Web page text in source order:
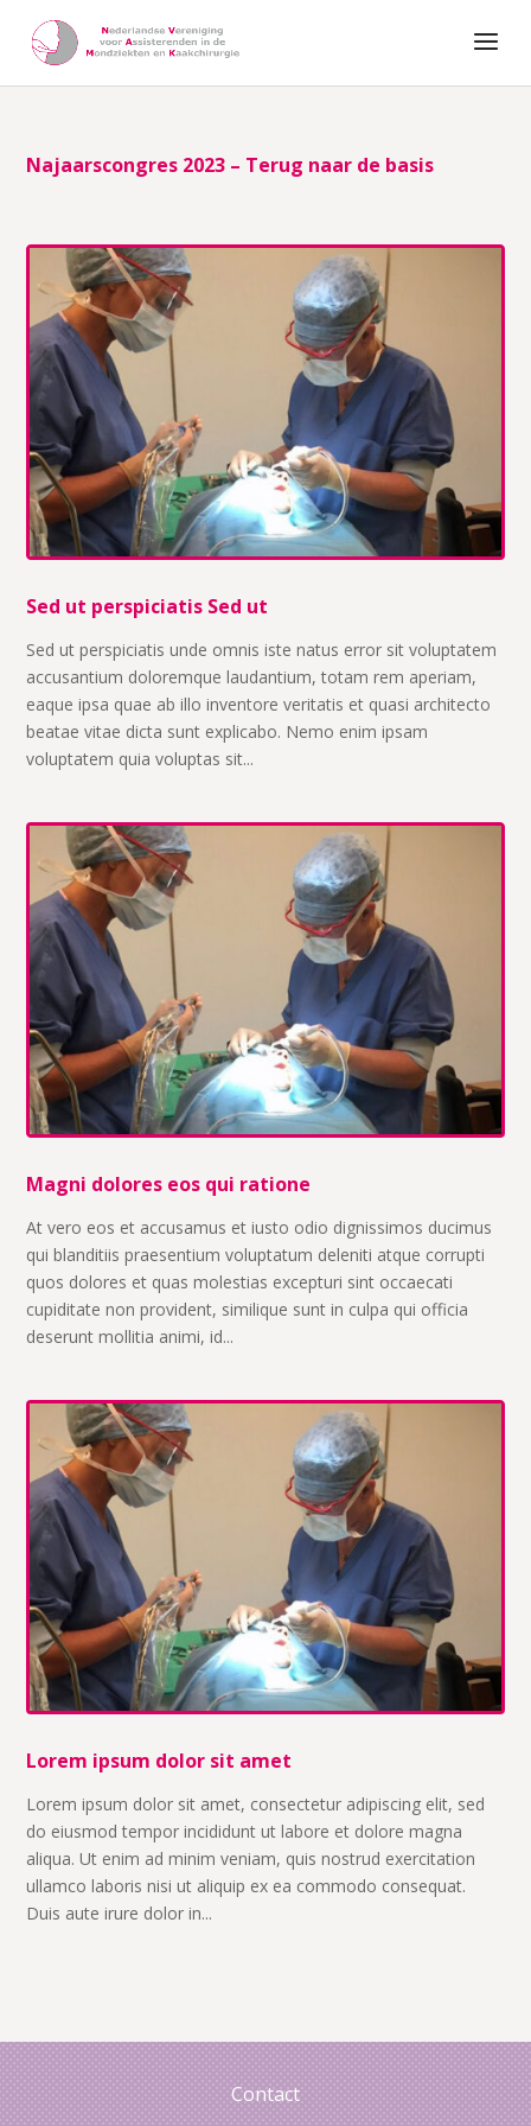
Najaarscongres 2023 – Terug naar de basis
Sed ut perspiciatis Sed ut
Sed ut perspiciatis unde omnis iste natus error sit voluptatem
accusantium doloremque laudantium, totam rem aperiam,
eaque ipsa quae ab illo inventore veritatis et quasi architecto
beatae vitae dicta sunt explicabo. Nemo enim ipsam
voluptatem quia voluptas sit...
Magni dolores eos qui ratione
At vero eos et accusamus et iusto odio dignissimos ducimus
qui blanditiis praesentium voluptatum deleniti atque corrupti
quos dolores et quas molestias excepturi sint occaecati
cupiditate non provident, similique sunt in culpa qui officia
deserunt mollitia animi, id...
Lorem ipsum dolor sit amet
Lorem ipsum dolor sit amet, consectetur adipiscing elit, sed
do eiusmod tempor incididunt ut labore et dolore magna
aliqua. Ut enim ad minim veniam, quis nostrud exercitation
ullamco laboris nisi ut aliquip ex ea commodo consequat.
Duis aute irure dolor in...
Contact